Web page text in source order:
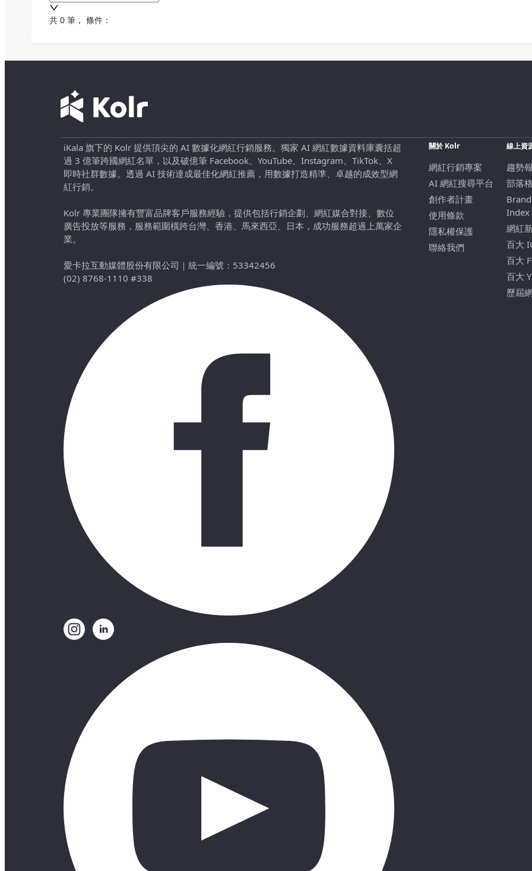
共 0 筆 ， 條件：
iKala 旗下的 Kolr 提供頂尖的 AI 數據化網紅行銷服務。獨家 AI 網紅數據資料庫囊括超
過 3 億筆跨國網紅名單，以及破億筆 Facebook、YouTube、Instagram、TikTok、X
即時社群數據。透過 AI 技術達成最佳化網紅推薦，用數據打造精準、卓越的成效型網
紅行銷。
Kolr 專業團隊擁有豐富品牌客戶服務經驗，提供包括行銷企劃、網紅媒合對接、數位
廣告投放等服務，服務範圍橫跨台灣、香港、馬來西亞、日本，成功服務超過上萬家企
業。
愛卡拉互動媒體股份有限公司 ｜ 統一編號：53342456
(02) 8768-1110 #338
關於 Kolr
網紅行銷專案
AI 網紅搜尋平台
創作者計畫
使用條款
隱私權保護
聯絡我們
線上資
趨勢
部落格
Index
網紅
百大
百大
百大
歷屆